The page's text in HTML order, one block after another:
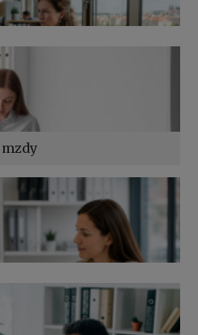
straně zaměstnavatele
2026 – průvodce pro
pojišťovny – jak na ně